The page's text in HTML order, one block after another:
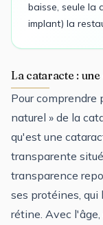
baisse, seule la
implant) la
La cataracte :
Pour comprendre
naturel » de la
qu'est une
transparente
transparence
ses protéines, qui
rétine. Avec